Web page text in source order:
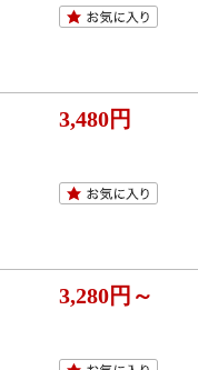
3,480円
3,280円～